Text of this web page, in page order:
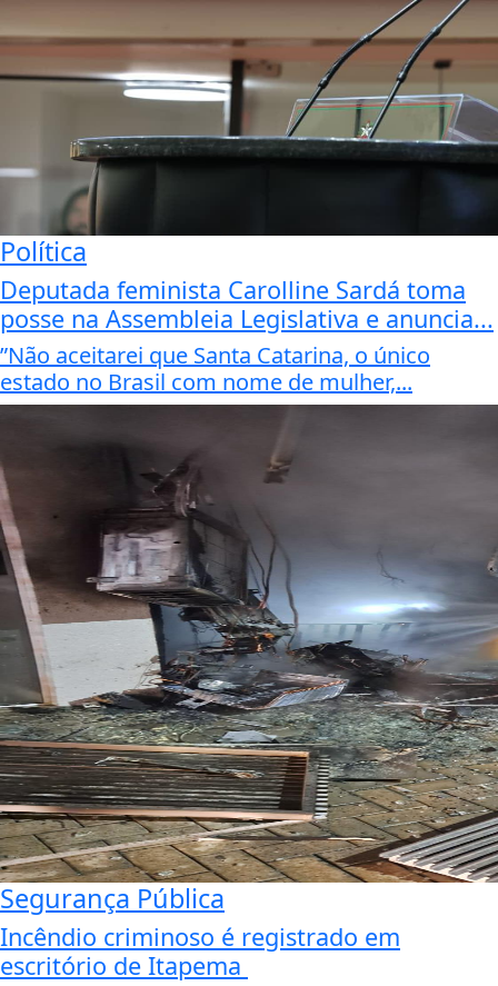
Política
Deputada feminista Carolline Sardá toma
posse na Assembleia Legislativa e anuncia...
”Não aceitarei que Santa Catarina, o único
estado no Brasil com nome de mulher,...
Segurança Pública
Incêndio criminoso é registrado em
escritório de Itapema